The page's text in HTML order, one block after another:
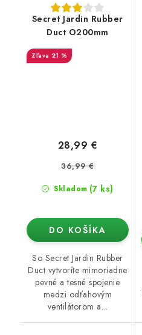
Secret Jardin Rubber
Duct O200mm
21 %
Skladom (7 ks)
28,99 €
36,99 €
DO KOŠÍKA
So Secret Jardin Rubber
Duct vytvoríte mimoriadne
pevné a tesné spojenie
medzi odťahovým
ventilátorom a...